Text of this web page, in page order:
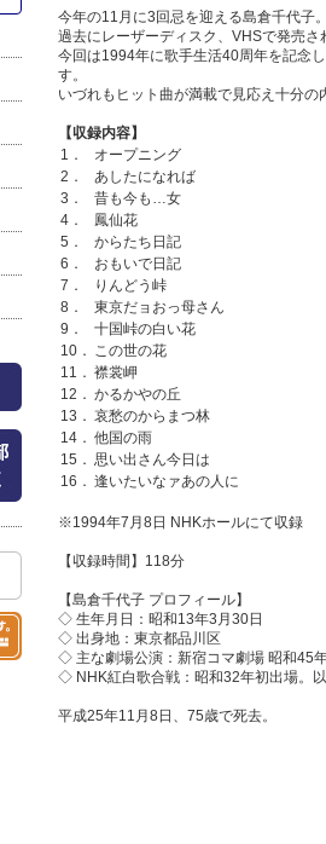
今年の11月に3回忌を迎える島倉千代子。
過去にレーザーディスク、VHSで発売
今回は1994年に歌手生活40周年を記念
す。
いづれもヒット曲が満載で見応え十分の
【収録内容】
1．
オープニング
2．
あしたになれば
3．
昔も今も…女
4．
鳳仙花
5．
からたち日記
6．
おもいで日記
7．
りんどう峠
8．
東京だョおっ母さん
9．
十国峠の白い花
10． この世の花
11． 襟裳岬
12． かるかやの丘
13． 哀愁のからまつ林
14． 他国の雨
15． 思い出さん今日は
16． 逢いたいなァあの人に
※1994年7月8日 NHKホールにて収録
【収録時間】118分
【島倉千代子 プロフィール】
◇ 生年月日：昭和13年3月30日
◇ 出身地：東京都品川区
◇ 主な劇場公演：新宿コマ劇場 昭和45
◇ NHK紅白歌合戦：昭和32年初出場。
平成25年11月8日、75歳で死去。